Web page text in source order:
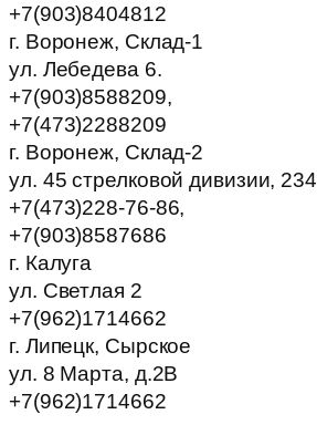
+7(903)8404812
г. Воронеж, Склад-1
ул. Лебедева 6.
+7(903)8588209,
+7(473)2288209
г. Воронеж, Склад-2
ул. 45 стрелковой дивизии, 234
+7(473)228-76-86,
+7(903)8587686
г. Калуга
ул. Светлая 2
+7(962)1714662
г. Липецк, Сырское
ул. 8 Марта, д.2В
+7(962)1714662